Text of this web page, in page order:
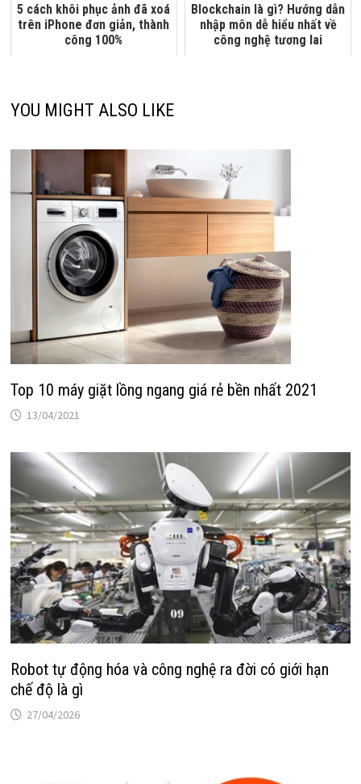
5 cách khôi phục ảnh đã xoá
trên iPhone đơn giản, thành
công 100%
Blockchain là gì? Hướng dẫn
nhập môn dễ hiểu nhất về
công nghệ tương lai
YOU MIGHT ALSO LIKE
Top 10 máy giặt lồng ngang giá rẻ bền nhất 2021
13/04/2021
Robot tự động hóa và công nghệ ra đời có giới hạn
chế độ là gì
27/04/2026